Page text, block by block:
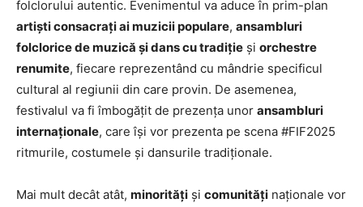
folclorului autentic. Evenimentul va aduce în prim-plan
artiști consacrați ai muzicii populare, ansambluri
folclorice de muzică și dans cu tradiție și orchestre
renumite, fiecare reprezentând cu mândrie specificul
cultural al regiunii din care provin. De asemenea,
festivalul va fi îmbogățit de prezența unor ansambluri
internaționale, care își vor prezenta pe scena #FIF2025
ritmurile, costumele și dansurile tradiționale.
Mai mult decât atât, minorități și comunități naționale vor